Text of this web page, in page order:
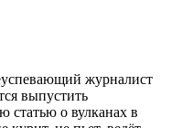
журналист
выпустить
статью о вулканах в